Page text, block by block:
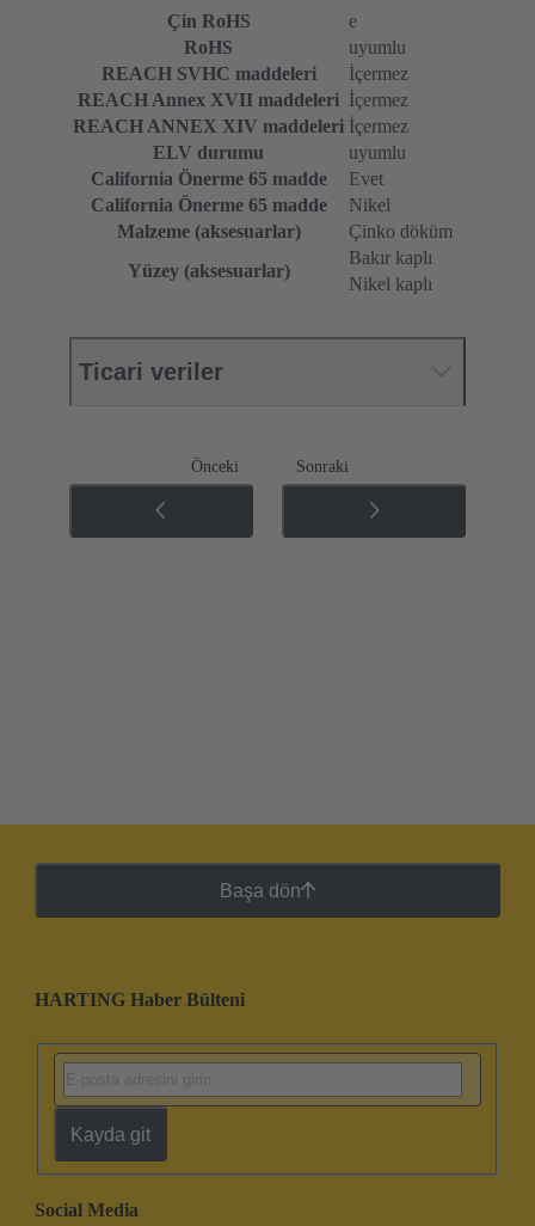
Çin RoHS
e
RoHS
uyumlu
REACH SVHC maddeleri
İçermez
REACH Annex XVII maddeleri İçermez
REACH ANNEX XIV maddeleri İçermez
ELV durumu
uyumlu
California Önerme 65 madde
Evet
California Önerme 65 madde
Nikel
Malzeme (aksesuarlar)
Çinko döküm
Yüzey (aksesuarlar)
Bakır kaplı
Nikel kaplı
Ticari veriler
Önceki Sonraki
Başa dön
HARTING Haber Bülteni
Kayda git
Social Media